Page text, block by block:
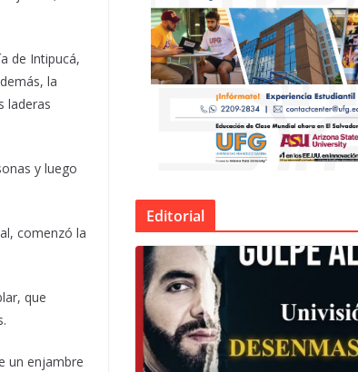
de Intipucá,
la
laderas
y luego
comenzó la
que
un enjambre
Editorial